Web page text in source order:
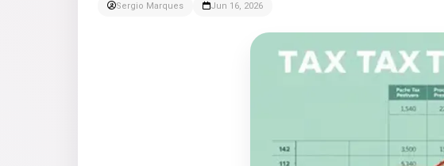
Sergio Marques Jun 16, 2026